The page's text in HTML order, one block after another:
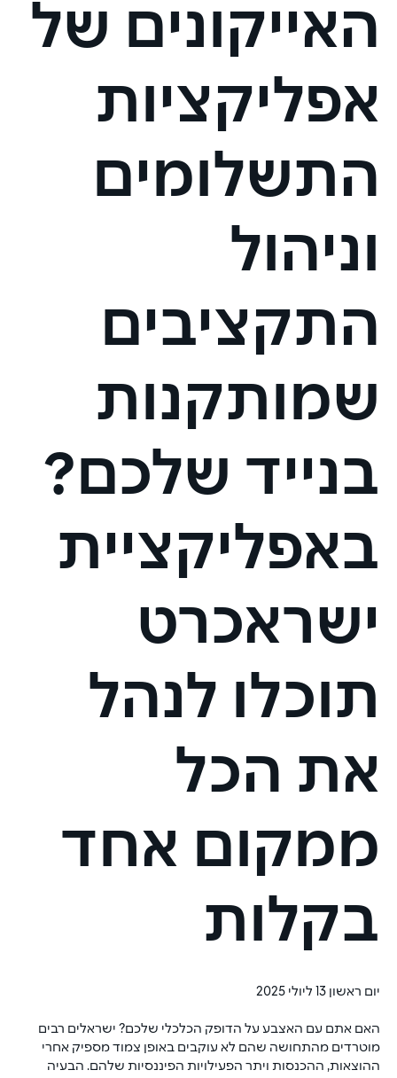
האייקונים של
אפליקציות
התשלומים
וניהול
התקציבים
שמותקנות
בנייד שלכם?
באפליקציית
ישראכרט
תוכלו לנהל
את הכל
ממקום אחד
בקלות
יום ראשון 13 ליולי 2025
האם אתם עם האצבע על הדופק הכלכלי שלכם? ישראלים רבים
מוטרדים מהתחושה שהם לא עוקבים באופן צמוד מספיק אחרי
ההוצאות, ההכנסות ויתר הפעילויות הפיננסיות שלהם. הבעיה